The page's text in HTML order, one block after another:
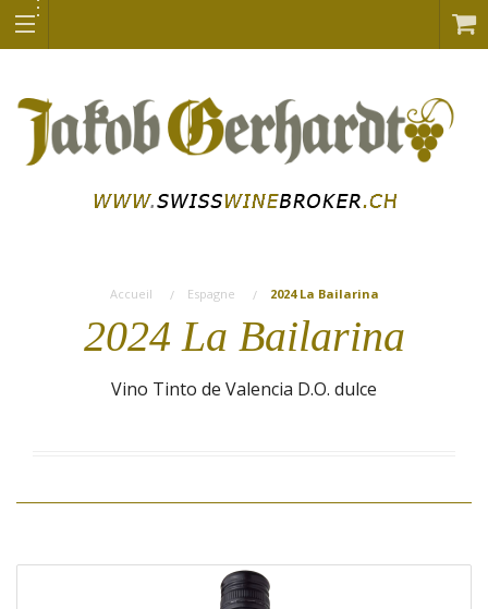
Accueil Espagne 2024 La Bailarina
2024 La Bailarina
Vino Tinto de Valencia D.O. dulce